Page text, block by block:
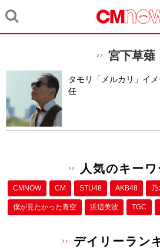
宮下草薙
タモリ「メルカリ」イ
任
人気のキーワ
CMNOW CM STU48 AKB48
僕が⾒たかった⻘空 浜辺美波 TGC
デイリーラン